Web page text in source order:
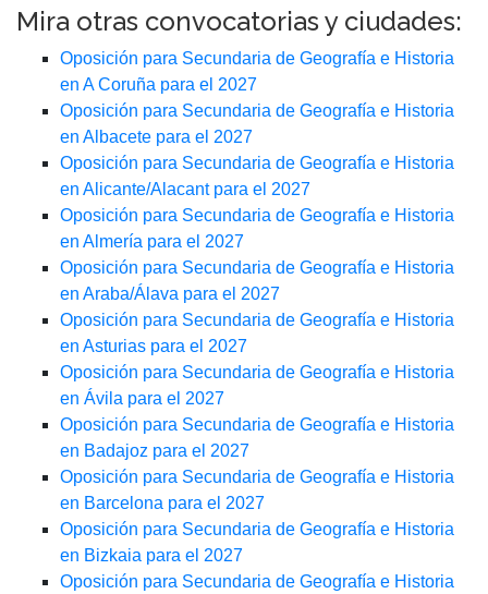
Mira otras convocatorias y ciudades:
Oposición para Secundaria de Geografía e Historia
en A Coruña para el 2027
Oposición para Secundaria de Geografía e Historia
en Albacete para el 2027
Oposición para Secundaria de Geografía e Historia
en Alicante/Alacant para el 2027
Oposición para Secundaria de Geografía e Historia
en Almería para el 2027
Oposición para Secundaria de Geografía e Historia
en Araba/Álava para el 2027
Oposición para Secundaria de Geografía e Historia
en Asturias para el 2027
Oposición para Secundaria de Geografía e Historia
en Ávila para el 2027
Oposición para Secundaria de Geografía e Historia
en Badajoz para el 2027
Oposición para Secundaria de Geografía e Historia
en Barcelona para el 2027
Oposición para Secundaria de Geografía e Historia
en Bizkaia para el 2027
Oposición para Secundaria de Geografía e Historia